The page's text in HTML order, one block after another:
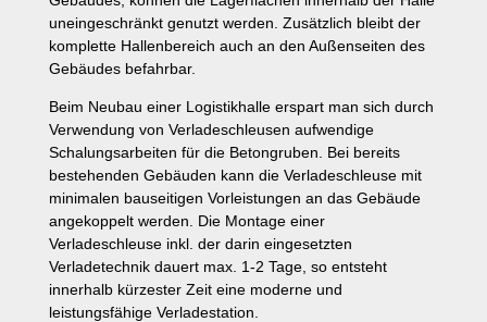
uneingeschränkt genutzt werden. Zusätzlich bleibt der
komplette Hallenbereich auch an den Außenseiten des
Gebäudes befahrbar.
Beim Neubau einer Logistikhalle erspart man sich durch
Verwendung von Verladeschleusen aufwendige
Schalungsarbeiten für die Betongruben. Bei bereits
bestehenden Gebäuden kann die Verladeschleuse mit
minimalen bauseitigen Vorleistungen an das Gebäude
angekoppelt werden. Die Montage einer
Verladeschleuse inkl. der darin eingesetzten
Verladetechnik dauert max. 1-2 Tage, so entsteht
innerhalb kürzester Zeit eine moderne und
leistungsfähige Verladestation.